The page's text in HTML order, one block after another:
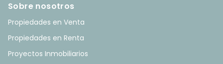
Sobre nosotros
Propiedades en Venta
Propiedades en Renta
Proyectos Inmobiliarios